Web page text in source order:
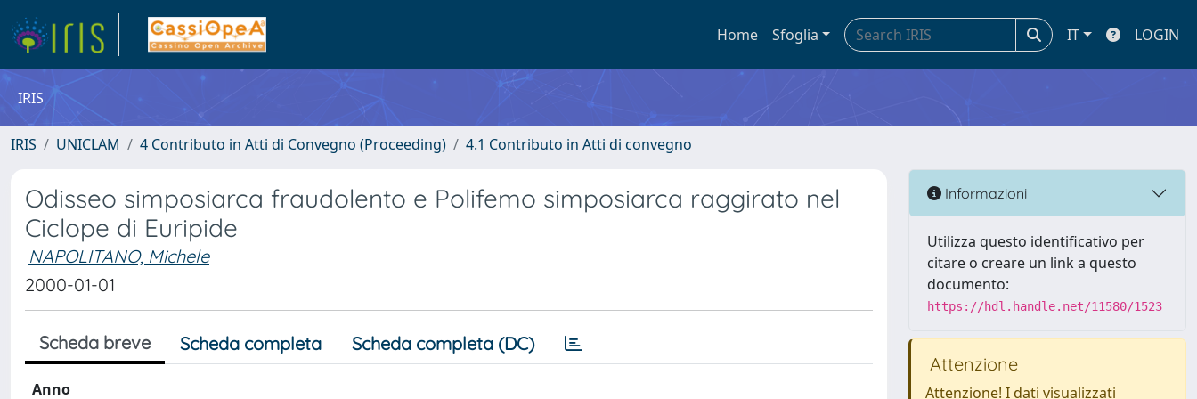
Home Sfoglia IT LOGIN
IRIS
IRIS UNICLAM 4 Contributo in Atti di Convegno (Proceeding) 4.1 Contributo in Atti di convegno
Odisseo simposiarca fraudolento e Polifemo simposiarca raggirato nel
Ciclope di Euripide
NAPOLITANO, Michele
2000-01-01
Scheda breve Scheda completa Scheda completa (DC)
Anno
Informazioni
Utilizza questo identificativo per
citare o creare un link a questo
documento:
https://hdl.handle.net/11580/1523
Attenzione
Attenzione! I dati visualizzati